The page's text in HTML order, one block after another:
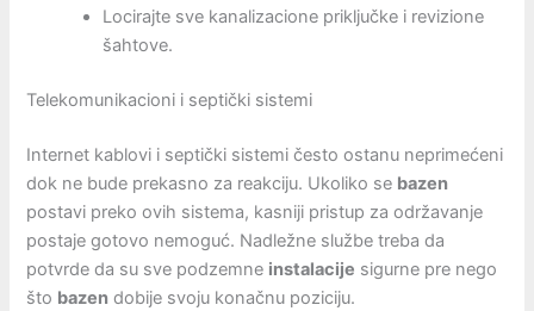
Locirajte sve kanalizacione priključke i revizione
šahtove.
Telekomunikacioni i septički sistemi
Internet kablovi i septički sistemi često ostanu neprimećeni
dok ne bude prekasno za reakciju. Ukoliko se bazen
postavi preko ovih sistema, kasniji pristup za održavanje
postaje gotovo nemoguć. Nadležne službe treba da
potvrde da su sve podzemne instalacije sigurne pre nego
što bazen dobije svoju konačnu poziciju.